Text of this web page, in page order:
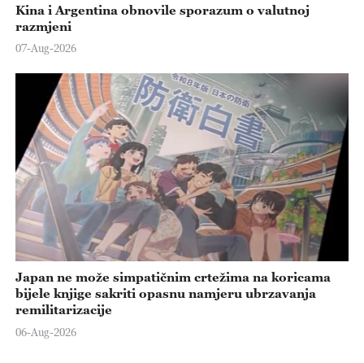
Kina i Argentina obnovile sporazum o valutnoj
razmjeni
07-Aug-2026
Japan ne može simpatičnim crtežima na koricama
bijele knjige sakriti opasnu namjeru ubrzavanja
remilitarizacije
06-Aug-2026